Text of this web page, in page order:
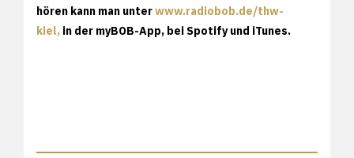
hören kann man unterwww.radiobob.de/thw-
kiel, in der myBOB-App, bei Spotify und iTunes.